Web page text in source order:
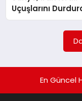
Uçuşlarını
En Güncel